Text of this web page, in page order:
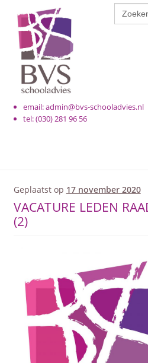
Zoek
naar:
email: admin@bvs-schooladvies.nl
tel: (030) 281 96 56
PRIMAIR ONDERWIJS
AFSTANDSONDERWIJS
ACTUEEL
WEBWINKEL
Geplaatst op 17 november 2020
VACATURE LEDEN
(2)